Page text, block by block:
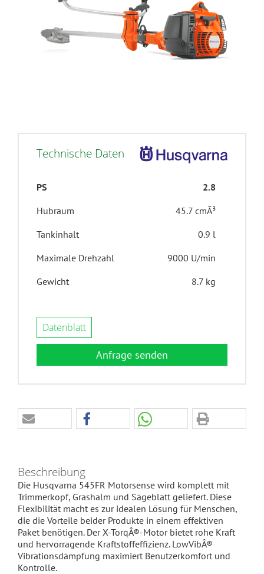
Technische Daten
PS
2.8
Hubraum
45.7 cmÂ³
Tankinhalt
0.9 l
Maximale Drehzahl
9000 U/min
Gewicht
8.7 kg
Datenblatt
Anfrage senden
Beschreibung
Die Husqvarna 545FR Motorsense wird komplett mit
Trimmerkopf, Grashalm und Sägeblatt geliefert. Diese
Flexibilität macht es zur idealen Lösung für Menschen,
die die Vorteile beider Produkte in einem effektiven
Paket benötigen. Der X-TorqÂ®-Motor bietet rohe Kraft
und hervorragende Kraftstoffeffizienz. LowVibÂ®
Vibrationsdämpfung maximiert Benutzerkomfort und
Kontrolle.